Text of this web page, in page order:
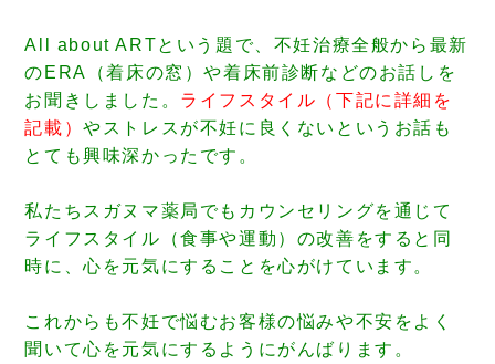
All about ARTという題で、不妊治療全般から最新
のERA（着床の窓）や着床前診断などのお話しを
お聞きしました。 ライフスタイル（下記に詳細を
記載）やストレスが不妊に良くないというお話も
とても興味深かったです。
私たちスガヌマ薬局でもカウンセリングを通じて
ライフスタイル（食事や運動）の改善をすると同
時に、心を元気にすることを心がけています。
これからも不妊で悩むお客様の悩みや不安をよく
聞いて心を元気にするようにがんばります。